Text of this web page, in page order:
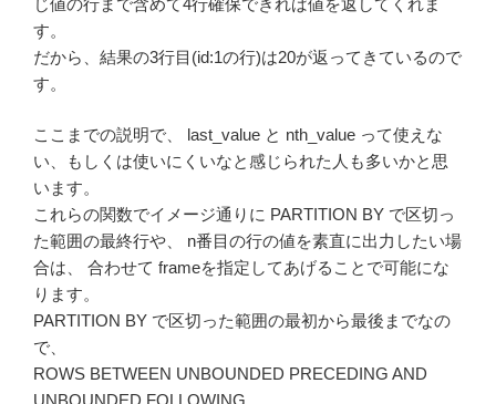
す。
だから、結果の3行目(id:1の行)は20が返ってきているので
す。
ここまでの説明で、 last_value と nth_value って使えな
い、もしくは使いにくいなと感じられた人も多いかと思
います。
これらの関数でイメージ通りに PARTITION BY で区切っ
た範囲の最終行や、 n番目の行の値を素直に出力したい場
合は、 合わせて frameを指定してあげることで可能にな
ります。
PARTITION BY で区切った範囲の最初から最後までなの
で、
ROWS BETWEEN UNBOUNDED PRECEDING AND